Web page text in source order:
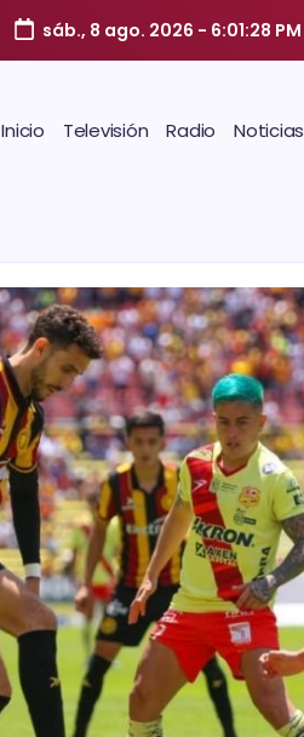
sáb., 8 ago. 2026 - 6:01:29 PM
Inicio Televisión Radio Noticias